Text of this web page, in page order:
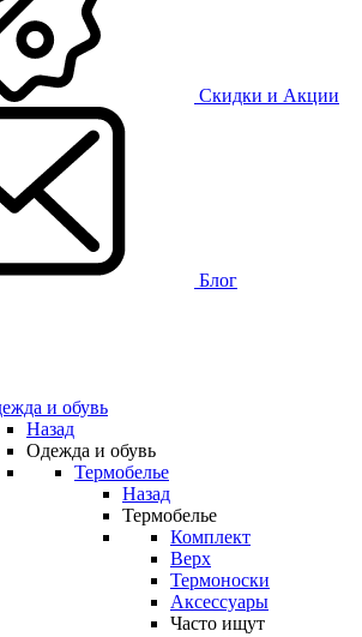
Скидки и Акции
Блог
и обувь
Назад
Одежда и обувь
Термобелье
Назад
Термобелье
Комплект
Верх
Термоноски
Аксессуары
Часто ищут